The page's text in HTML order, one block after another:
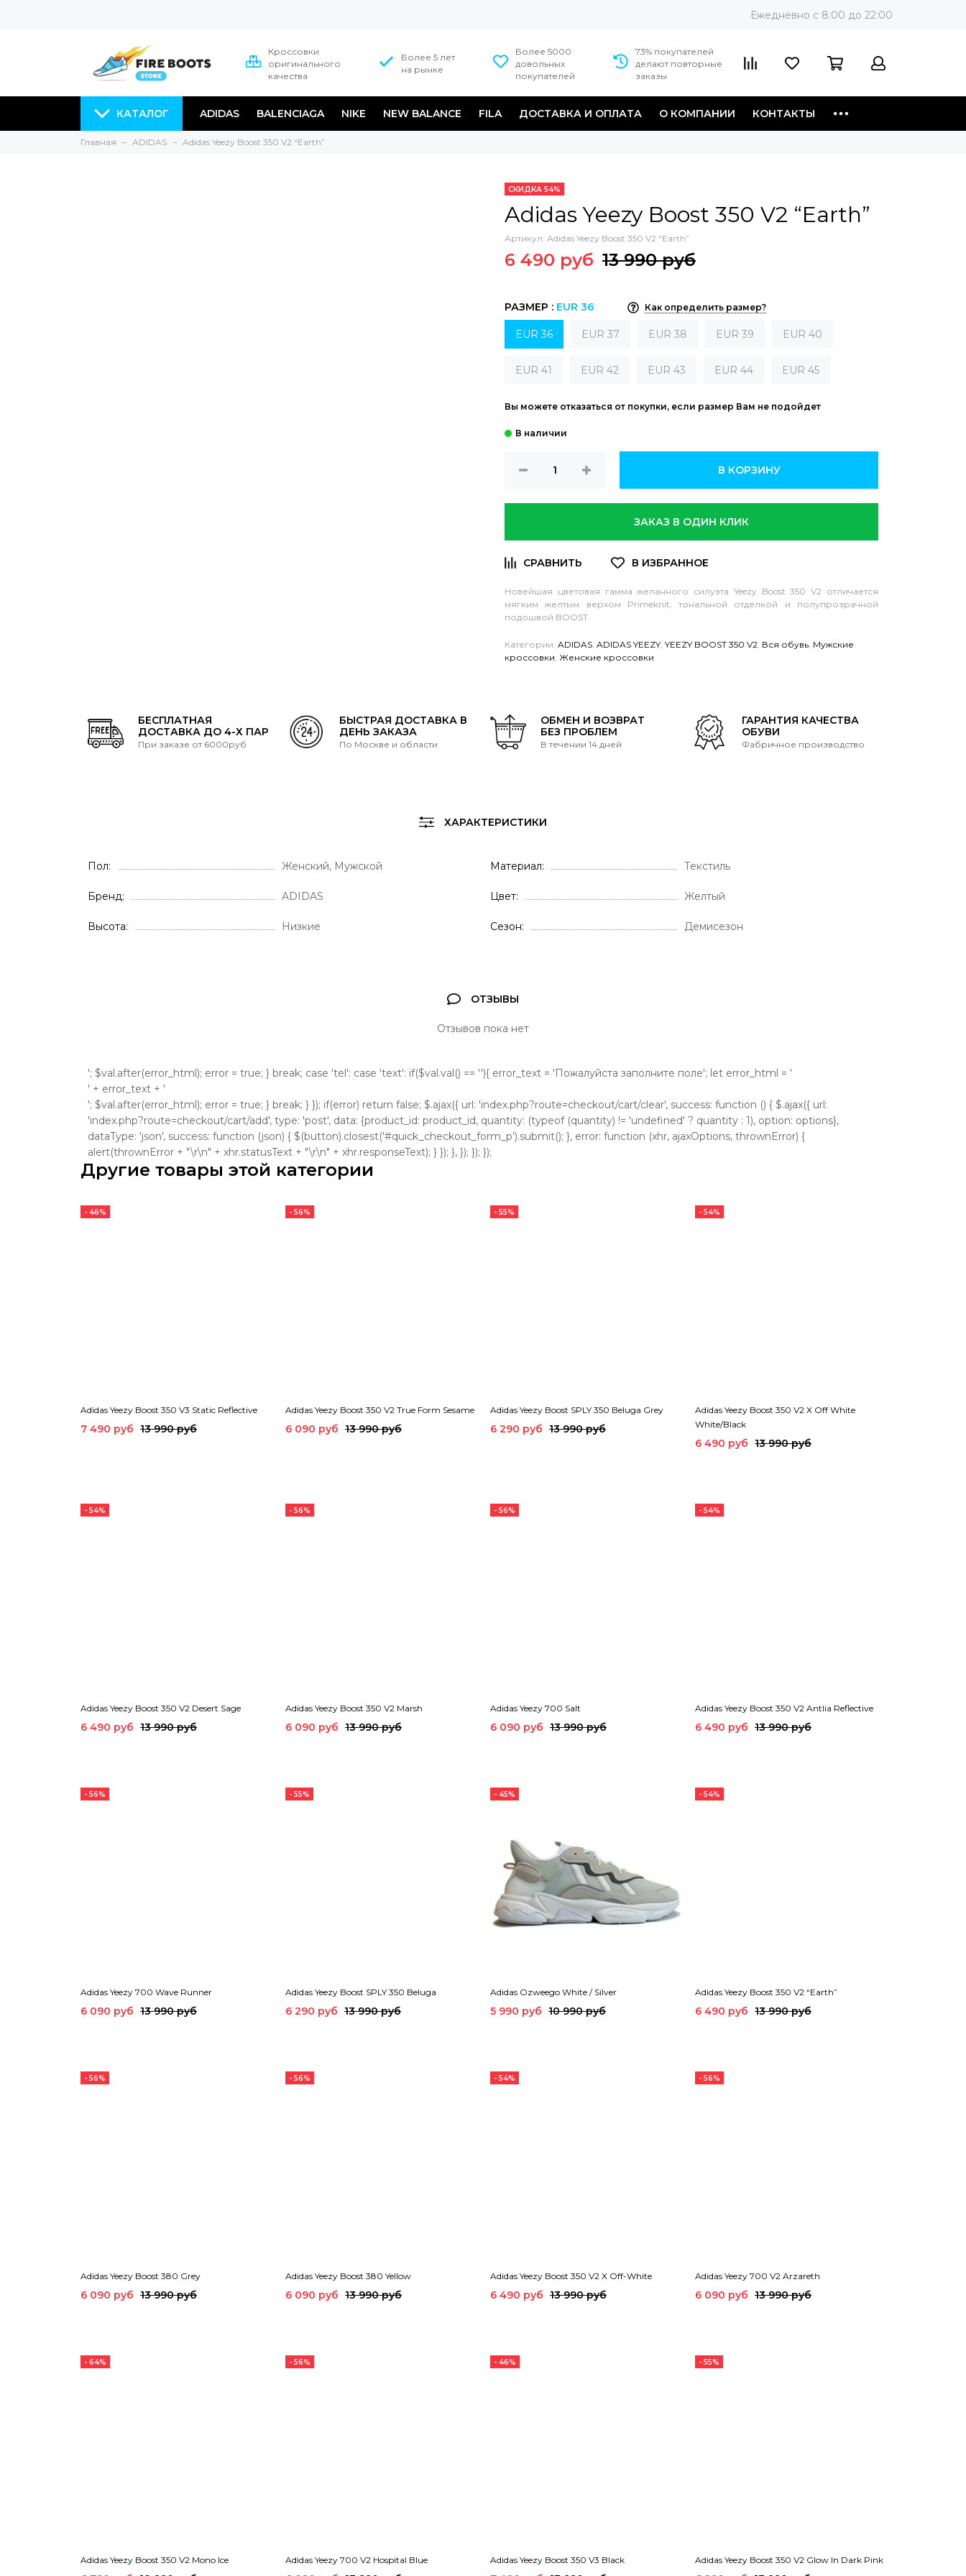
Ежедневно c 8:00 до 22:00
Кроссовки
оригинального
качества
Более 5 лет
на рынке
Более 5000
довольных
покупателей
73% покупателей
делают повторные
заказы
КАТАЛОГ ADIDAS BALENCIAGA NIKE NEW BALANCE FILA ДОСТАВКА И ОПЛАТА О КОМПАНИИ КОНТАКТЫ
Главная ADIDAS Adidas Yeezy Boost 350 V2 “Earth”
СКИДКА 54%
Adidas Yeezy Boost 350 V2 “Earth”
Артикул: Adidas Yeezy Boost 350 V2 “Earth”
6 490 руб 13 990 руб
РАЗМЕР : EUR 36 Как определить размер?
EUR 36 EUR 37 EUR 38 EUR 39 EUR 40
EUR 41 EUR 42 EUR 43 EUR 44 EUR 45
Вы можете отказаться от покупки, если размер Вам не подойдет
В КОРЗИНУ
ЗАКАЗ В ОДИН КЛИК
Новейшая цветовая гамма желанного силуэта Yeezy Boost 350 V2 отличается
мягким желтым верхом Primeknit, тональной отделкой и полупрозрачной
подошвой BOOST.
Категории: ADIDAS, ADIDAS YEEZY, YEEZY BOOST 350 V2, Вся обувь, Мужские
кроссовки, Женские кроссовки
БЕСПЛАТНАЯ
ДОСТАВКА ДО 4-Х ПАР
При заказе от 6000руб
БЫСТРАЯ ДОСТАВКА В
ДЕНЬ ЗАКАЗА
По Москве и области
ОБМЕН И ВОЗВРАТ
БЕЗ ПРОБЛЕМ
В течении 14 дней
ГАРАНТИЯ КАЧЕСТВА
ОБУВИ
Фабричное производство
ХАРАКТЕРИСТИКИ
Пол Женский, Мужской
Бренд ADIDAS
Высота Низкие
Материал Текстиль
Цвет Желтый
Сезон Демисезон
ОТЗЫВЫ
Отзывов пока нет
'; $val.after(error_html); error = true; } break; case 'tel': case 'text': if($val.val() == ''){ error_text = 'Пожалуйста заполните поле'; let error_html = '
' + error_text + '
'; $val.after(error_html); error = true; } break; } }); if(error) return false; $.ajax({ url: 'index.php?route=checkout/cart/clear', success: function () { $.ajax({ url:
'index.php?route=checkout/cart/add', type: 'post', data: {product_id: product_id, quantity: (typeof (quantity) != 'undefined' ? quantity : 1), option: options},
dataType: 'json', success: function (json) { $(button).closest('#quick_checkout_form_p').submit(); }, error: function (xhr, ajaxOptions, thrownError) {
alert(thrownError + "\r\n" + xhr.statusText + "\r\n" + xhr.responseText); } }); }, }); }); });
Другие товары этой категории
- 46%
Adidas Yeezy Boost 350 V3 Static Reflective
7 490 руб 13 990 руб
- 56%
Adidas Yeezy Boost 350 V2 True Form Sesame
6 090 руб 13 990 руб
- 55%
Adidas Yeezy Boost SPLY 350 Beluga Grey
6 290 руб 13 990 руб
- 54%
Adidas Yeezy Boost 350 V2 X Off White
White/Black
6 490 руб 13 990 руб
- 54%
Adidas Yeezy Boost 350 V2 Desert Sage
6 490 руб 13 990 руб
- 56%
Adidas Yeezy Boost 350 V2 Marsh
6 090 руб 13 990 руб
- 56%
Adidas Yeezy 700 Salt
6 090 руб 13 990 руб
- 54%
Adidas Yeezy Boost 350 V2 Antlia Reflective
6 490 руб 13 990 руб
- 56%
Adidas Yeezy 700 Wave Runner
6 090 руб 13 990 руб
- 55%
Adidas Yeezy Boost SPLY 350 Beluga
6 290 руб 13 990 руб
- 45%
Adidas Ozweego White / Silver
5 990 руб 10 990 руб
- 54%
Adidas Yeezy Boost 350 V2 “Earth”
6 490 руб 13 990 руб
- 56%
Adidas Yeezy Boost 380 Grey
6 090 руб 13 990 руб
- 56%
Adidas Yeezy Boost 380 Yellow
6 090 руб 13 990 руб
- 54%
Adidas Yeezy Boost 350 V2 X Off-White
6 490 руб 13 990 руб
- 56%
Adidas Yeezy 700 V2 Arzareth
6 090 руб 13 990 руб
- 64%
Adidas Yeezy Boost 350 V2 Mono Ice
- 56%
Adidas Yeezy 700 V2 Hospital Blue
- 46%
Adidas Yeezy Boost 350 V3 Black
- 55%
Adidas Yeezy Boost 350 V2 Glow In Dark Pink